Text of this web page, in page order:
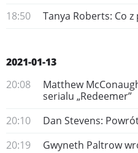
18:50
Tanya Roberts: Co
2021-01-13
20:08
Matthew
serialu „Redeemer”
20:10
Dan Stevens:
20:19
Gwyneth Paltrow